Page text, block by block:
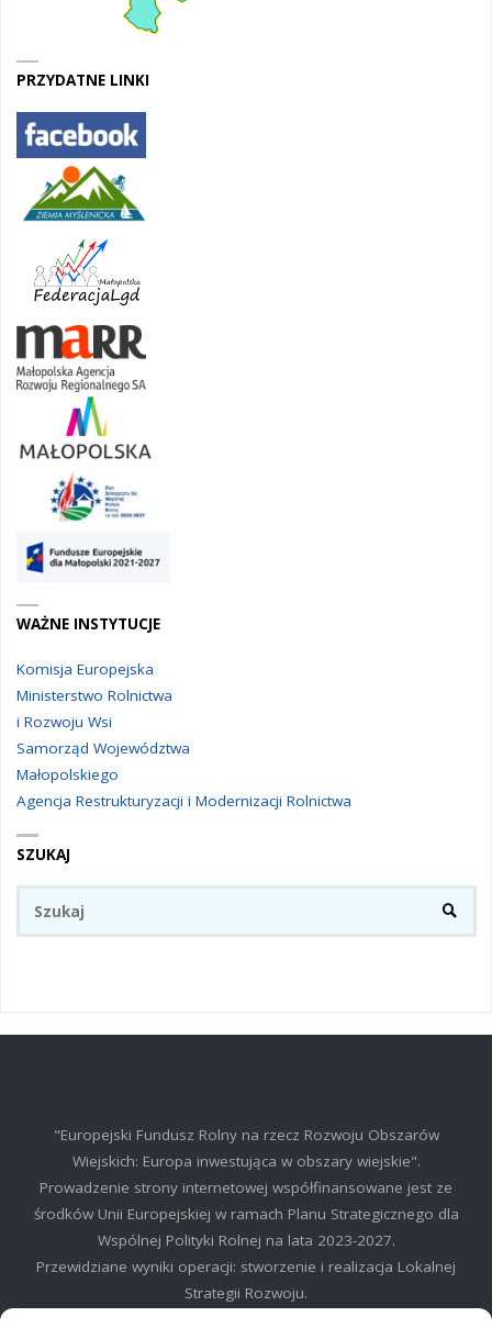
PRZYDATNE LINKI
WAŻNE INSTYTUCJE
Komisja Europejska
Ministerstwo Rolnictwa
i Rozwoju Wsi
Samorząd Województwa
Małopolskiego
Agencja Restrukturyzacji i Modernizacji Rolnictwa
SZUKAJ
"Europejski Fundusz Rolny na rzecz Rozwoju Obszarów
Wiejskich: Europa inwestująca w obszary wiejskie".
Prowadzenie strony internetowej współfinansowane jest ze
środków Unii Europejskiej w ramach Planu Strategicznego dla
Wspólnej Polityki Rolnej na lata 2023-2027.
Przewidziane wyniki operacji: stworzenie i realizacja Lokalnej
Strategii Rozwoju.